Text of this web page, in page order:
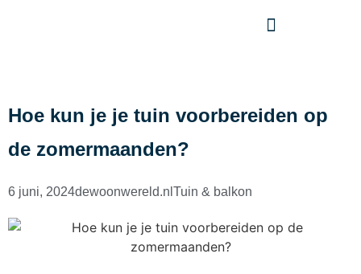
Hoe kun je je tuin voorbereiden op
de zomermaanden?
6 juni, 2024dewoonwereld.nl Tuin & balkon